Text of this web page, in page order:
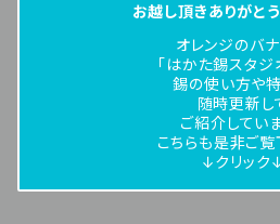
お越し頂きありがと
オレンジのバ
「はかた錫スタジ
錫の使い方や
随時更新し
ご紹介していま
こちらも是非ご覧
↓クリック